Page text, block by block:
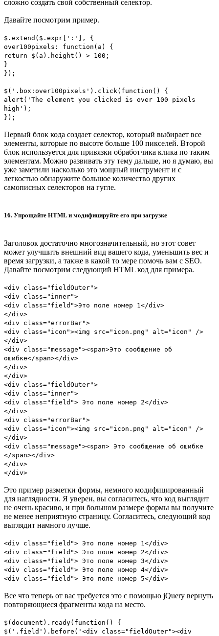
сложно создать свой собственный селектор.
Давайте посмотрим пример.
$.extend($.expr[':'], {
over100pixels: function(a) {
return $(a).height() > 100;
}
});
$('.box:over100pixels').click(function() {
alert('The element you clicked is over 100 pixels
high');
});
Первый блок кода создает селектор, который выбирает все
элементы, которые по высоте больше 100 пикселей. Второй
блок используется для привязки обработчика клика по таким
элементам. Можно развивать эту тему дальше, но я думаю, вы
уже заметили насколько это мощный инструмент и с
легкостью обнаружите большое количество других
самописных селекторов на гугле.
16. Упрощайте HTML и модифицируйте его при загрузке
Заголовок достаточно многозначительный, но этот совет
может улучшить внешний вид вашего кода, уменьшить вес и
время загрузки, а также в какой то мере помочь вам с SEO.
Давайте посмотрим следующий HTML код для примера.
<div class="fieldOuter">
<div class="inner">
<div class="field">Это поле номер 1</div>
</div>
<div class="errorBar">
<div class="icon"><img src="icon.png" alt="icon" />
</div>
<div class="message"><span>Это сообщение об
ошибке</span></div>
</div>
</div>
<div class="fieldOuter">
<div class="inner">
<div class="field"> Это поле номер 2</div>
</div>
<div class="errorBar">
<div class="icon"><img src="icon.png" alt="icon" />
</div>
<div class="message"><span> Это сообщение об ошибке
</span></div>
</div>
</div>
Это пример разметки формы, немного модифицированный
для наглядности. Я уверен, вы согласитесь, что код выглядит
не очень красиво, и при большом размере формы вы получите
не менее неприятную страницу. Согласитесь, следующий код
выглядит намного лучше.
<div class="field"> Это поле номер 1</div>
<div class="field"> Это поле номер 2</div>
<div class="field"> Это поле номер 3</div>
<div class="field"> Это поле номер 4</div>
<div class="field"> Это поле номер 5</div>
Все что теперь от вас требуется это с помощью jQuery вернуть
повторяющиеся фрагменты кода на место.
$(document).ready(function() {
$('.field').before('<div class="fieldOuter"><div